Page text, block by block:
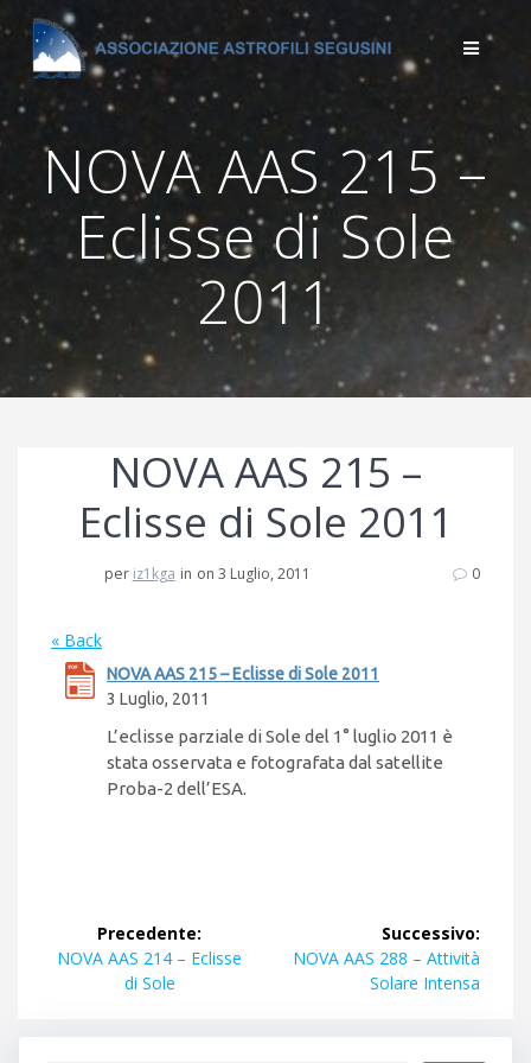
Salta
al
contenuto
NOVA AAS 215 –
Eclisse di Sole
2011
NOVA AAS 215 –
Eclisse di Sole 2011
per iz1kga in on 3 Luglio, 2011 0
« Back
NOVA AAS 215 – Eclisse di Sole 2011
3 Luglio, 2011
L’eclisse parziale di Sole del 1° luglio 2011 è
stata osservata e fotografata dal satellite
Proba-2 dell’ESA.
Navigazione
articoli
Precedente:
Articolo
precedente:
NOVA AAS 214 – Eclisse
di Sole
Successivo:
Articolo
successivo:
NOVA AAS 288 – Attività
Solare Intensa